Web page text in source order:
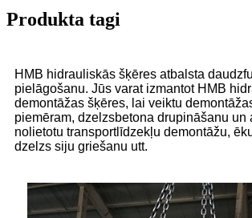
Produkta tagi
HMB hidrauliskās šķēres atbalsta
pielāgošanu. Jūs varat izmantot HMB
demontāžas šķēres, lai veiktu
piemēram, dzelzsbetona drupināšanu un
nolietotu transportlīdzekļu demontāžu,
dzelzs siju griešanu utt.